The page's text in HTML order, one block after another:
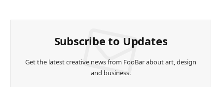
Subscribe to Updates
Get the latest creative news from FooBar about art, design
and business.